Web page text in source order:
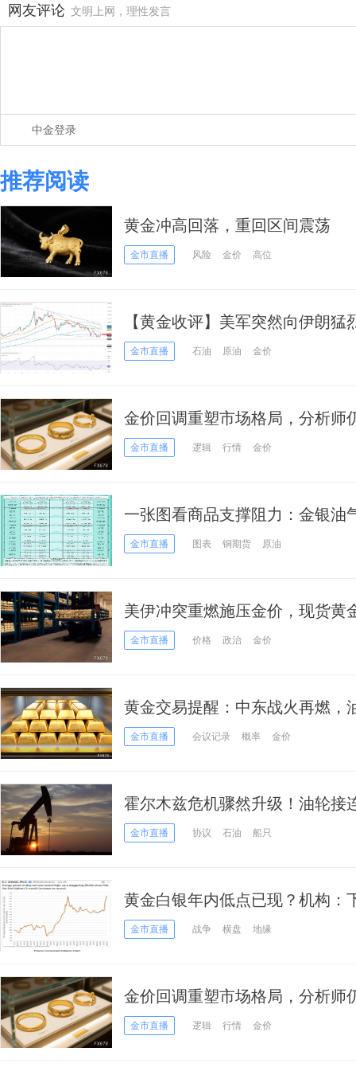
网友评论 文明上网，理性发言
中金登录
推荐阅读
黄金冲高回落，重回区间震荡
金市直播 风险 金价 高位
【黄金收评】美军突然向伊朗
张 金价暴跌59美元
金市直播 石油 原油 金价
金价回调重塑市场格局，分析师
4500美元
金市直播 逻辑 行情 金价
一张图看商品支撑阻力：金银油
(2026年7月8日)
金市直播 图表 铜期货 原油
美伊冲突重燃施压金价，现货黄
金市直播 价格 政治 金价
黄金交易提醒：中东战火再燃，
储纪要今晚或引爆大行情
金市直播 会议记录 概率 金价
霍尔木兹危机骤然升级！油轮接
油授权，油价飙升超5%、黄金跌
金市直播 协议 石油 船只
黄金白银年内低点已现？机构：
情，“加息恐慌”或接近尾声
金市直播 战争 横盘 地缘
金价回调重塑市场格局，分析师
美元
金市直播 逻辑 行情 金价